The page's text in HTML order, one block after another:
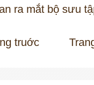
ra mắt bộ sưu
truớc